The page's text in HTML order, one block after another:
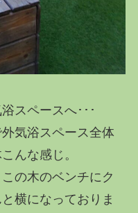
スペースへ･･･
気浴スペース全体
んな感じ。
の木のベンチにク
横になっておりま